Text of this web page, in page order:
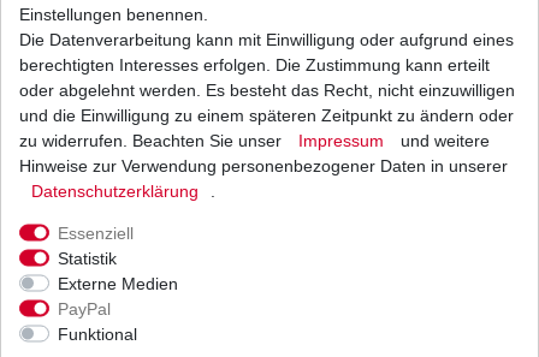
DID Kette 525 ZVM-X 120 Glieder D.I.D X-Ring
super verstärkt endlos G&G
UVP 163,10 € 138,10 € *
1 Stück | 138,10 € / Stück
inkl. ges. MwSt. zzgl.
Einstellungen benennen.
Die Datenverarbeitung kann mit Einwilligung oder aufgrund eines
berechtigten Interesses erfolgen. Die Zustimmung kann erteilt
oder abgelehnt werden. Es besteht das Recht, nicht einzuwilligen
und die Einwilligung zu einem späteren Zeitpunkt zu ändern oder
zu widerrufen. Beachten Sie unser
Impressum
und weitere
Hinweise zur Verwendung personenbezogener Daten in unserer
Daten­schutz­erklärung
Essenziell
Statistik
Externe Medien
PayPal
Funktional